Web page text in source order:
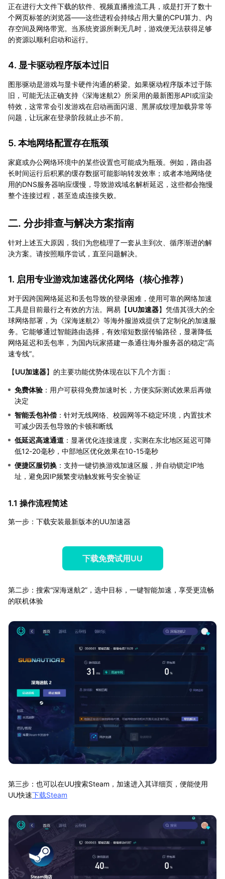
正在进行大文件下载的软件、视频直播推流工具，或是打开了数十
个网页标签的浏览器——这些进程会持续占用大量的CPU算力、内
存空间及网络带宽。当系统资源所剩无几时，游戏便无法获得足够
的资源以顺利启动和运行。
4. 显卡驱动程序版本过旧
图形驱动是游戏与显卡硬件沟通的桥梁。如果驱动程序版本过于陈
旧，可能无法正确支持《深海迷航2》所采用的最新图形API或渲染
特效，这常常会引发游戏在启动画面闪退、黑屏或纹理加载异常等
问题，让玩家在登录阶段就止步不前。
5. 本地网络配置存在瓶颈
家庭或办公网络环境中的某些设置也可能成为瓶颈。例如，路由器
长时间运行后积累的缓存数据可能影响转发效率；或者本地网络使
用的DNS服务器响应缓慢，导致游戏域名解析延迟，这些都会拖慢
整个连接过程，甚至造成连接失败。
二. 分步排查与解决方案指南
针对上述五大原因，我们为您梳理了一套从主到次、循序渐进的解
决方案。请按照顺序尝试，直至问题解决。
1. 启用专业游戏加速器优化网络（核心推荐）
对于因跨国网络延迟和丢包导致的登录困难，使用可靠的网络加速
工具是目前最行之有效的方法。网易【UU加速器】凭借其强大的全
球网络部署，为《深海迷航2》等海外服游戏提供了定制化的加速服
务。它能够通过智能路由选择，有效缩短数据传输路径，显著降低
网络延迟和丢包率，为国内玩家搭建一条通往海外服务器的稳定“高
速专线”。
【UU加速器】的主要功能优势体现在以下几个方面：
免费体验 ：用户可获得免费加速时长，方便实际测试效果后再做
决定
智能丢包补偿 ：针对无线网络、校园网等不稳定环境，内置技术
可减少因丢包导致的卡顿和断线
低延迟高速通道 ：显著优化连接速度，实测在东北地区延迟可降
低12-20毫秒，中部地区优化效果在10-15毫秒
便捷区服切换 ：支持一键切换游戏加速区服，并自动锁定IP地
址，避免因IP频繁变动触发账号安全验证
1.1 操作流程简述
第一步：下载安装最新版本的UU加速器
下载免费试用UU
第二步：搜索“深海迷航2”，选中目标，一键智能加速，享受更流畅
的联机体验
第三步：也可以在UU搜索Steam，加速进入其详细页，便能使用
UU快速下载Steam